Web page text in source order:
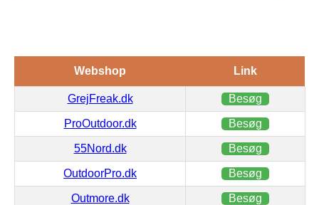
Webshop Link
GrejFreak.dk Besøg
ProOutdoor.dk Besøg
55Nord.dk Besøg
OutdoorPro.dk Besøg
Outmore.dk Besøg